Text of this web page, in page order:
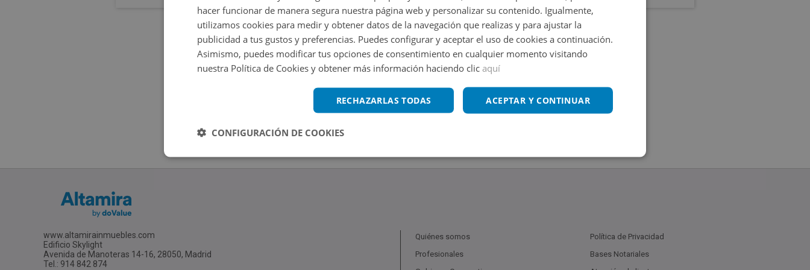
www.altamirainmuebles.com
Edificio Skylight
Avenida de Manoteras 14-16, 28050, Madrid
Tel.: 914 842 874
Quiénes somos
Profesionales
Política de Privacidad
Bases Notariales
hacer funcionar de manera segura nuestra página web y personalizar su contenido. Igualmente,
utilizamos cookies para medir y obtener datos de la navegación que realizas y para ajustar la
publicidad a tus gustos y preferencias. Puedes configurar y aceptar el uso de cookies a continuación.
Asimismo, puedes modificar tus opciones de consentimiento en cualquier momento visitando
nuestra Política de Cookies y obtener más información haciendo clic aquí
ACEPTAR Y CONTINUAR
RECHAZARLAS TODAS
CONFIGURACIÓN DE COOKIES